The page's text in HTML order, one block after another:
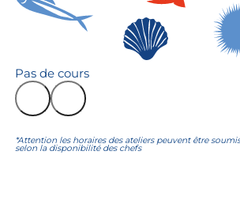
Pas de cours
*Attention les horaires des ateliers peuvent être
selon la disponibilité des chefs